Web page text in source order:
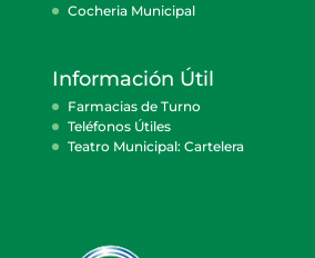
Cocheria Municipal
Información Útil
Farmacias de Turno
Teléfonos Útiles
Teatro Municipal: Cartelera